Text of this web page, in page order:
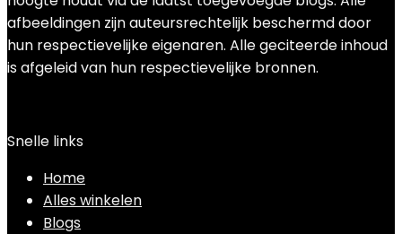
afbeeldingen zijn auteursrechtelijk beschermd door
hun respectievelijke eigenaren. Alle geciteerde inhoud
is afgeleid van hun respectievelijke bronnen.
Snelle links
Home
Alles winkelen
Blogs